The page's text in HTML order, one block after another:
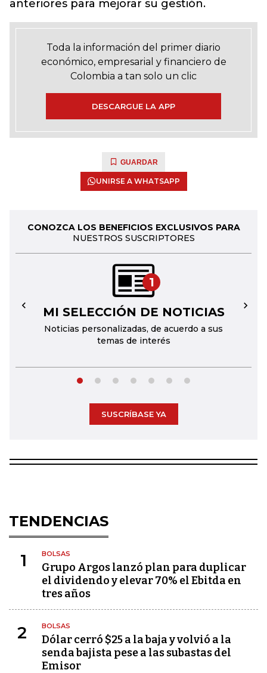
anteriores para mejorar su gestión.
Toda la información del primer diario
económico, empresarial y financiero de
Colombia a tan solo un clic
DESCARGUE LA APP
GUARDAR
UNIRSE A WHATSAPP
CONOZCA LOS BENEFICIOS EXCLUSIVOS PARA
NUESTROS SUSCRIPTORES
1
MI SELECCIÓN DE NOTICIAS
Noticias personalizadas, de acuerdo a sus
temas de interés
← →
SUSCRÍBASE YA
TENDENCIAS
1 BOLSAS
Grupo Argos lanzó plan para duplicar
el dividendo y elevar 70% el Ebitda en
tres años
2 BOLSAS
Dólar cerró $25 a la baja y volvió a la
senda bajista pese a las subastas del
Emisor